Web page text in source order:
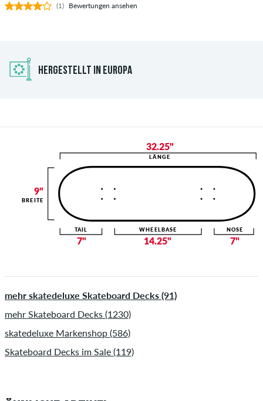
(1) Bewertungen ansehen
HERGESTELLT IN EUROPA
mehr skatedeluxe Skateboard Decks (91)
mehr Skateboard Decks (1230)
skatedeluxe Markenshop (586)
Skateboard Decks im Sale (119)
32.25"
LÄNGE
14.25"
WHEELBASE
7"
NOSE
7"
TAIL
9"
BREITE